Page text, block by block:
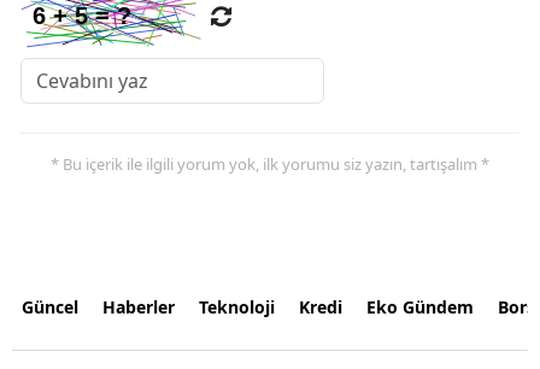
* Bu içerik ile ilgili yorum yok, ilk yorumu siz yazın, tartışalım *
Güncel Haberler Teknoloji Kredi Eko Gündem